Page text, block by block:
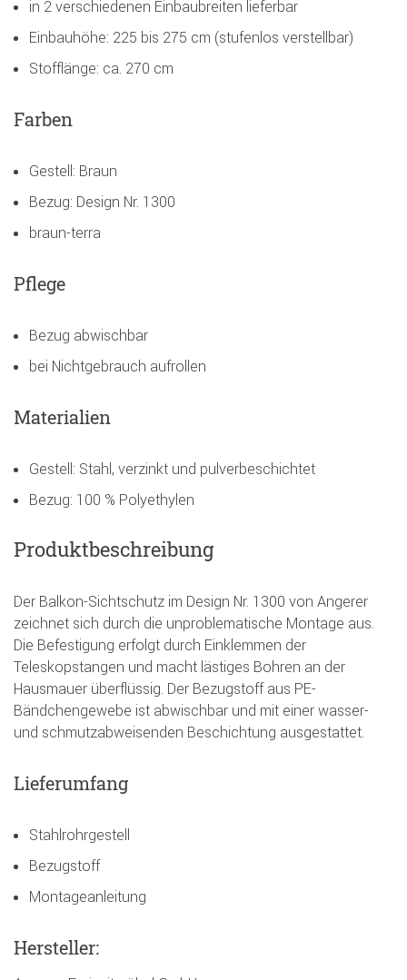
in 2 verschiedenen Einbaubreiten lieferbar
Einbauhöhe: 225 bis 275 cm (stufenlos verstellbar)
Stofflänge: ca. 270 cm
Farben
Gestell: Braun
Bezug: Design Nr. 1300
braun-terra
Pflege
Bezug abwischbar
bei Nichtgebrauch aufrollen
Materialien
Gestell: Stahl, verzinkt und pulverbeschichtet
Bezug: 100 % Polyethylen
Produktbeschreibung
Der Balkon-Sichtschutz im Design Nr. 1300 von Angerer
zeichnet sich durch die unproblematische Montage aus.
Die Befestigung erfolgt durch Einklemmen der
Teleskopstangen und macht lästiges Bohren an der
Hausmauer überflüssig. Der Bezugstoff aus PE-
Bändchengewebe ist abwischbar und mit einer wasser-
und schmutzabweisenden Beschichtung ausgestattet.
Lieferumfang
Stahlrohrgestell
Bezugstoff
Montageanleitung
Hersteller: